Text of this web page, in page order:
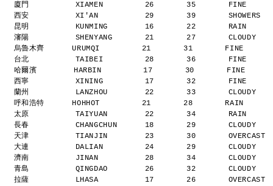
廈門          XIAMEN         26       35       FINE
西安          XI'AN          29       39       SHOWERS
昆明          KUNMING        16       22       RAIN
瀋陽          SHENYANG       21       27       CLOUDY
烏魯木齊      URUMQI         21       31       FINE
台北          TAIBEI         28       36       FINE
哈爾濱        HARBIN         17       30       FINE
西寧          XINING         17       32       FINE
蘭州          LANZHOU        22       33       CLOUDY
呼和浩特      HOHHOT         21       28       RAIN
太原          TAIYUAN        22       34       RAIN
長春          CHANGCHUN      18       29       CLOUDY
天津          TIANJIN        23       30       OVERCAST
大連          DALIAN         24       29       CLOUDY
濟南          JINAN          28       34       CLOUDY
青島          QINGDAO        26       32       CLOUDY
拉薩          LHASA          17       26       OVERCAST